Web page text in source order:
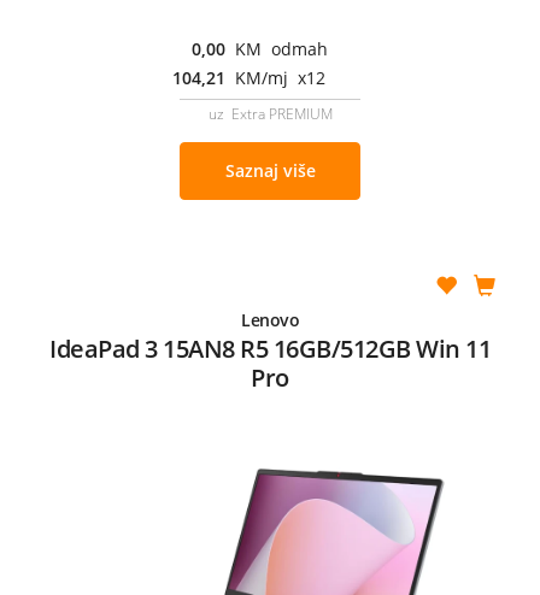
0,00 KM odmah
104,21 KM/mj x12
uz Extra PREMIUM
Saznaj više
Lenovo
IdeaPad 3 15AN8 R5 16GB/512GB Win 11
Pro